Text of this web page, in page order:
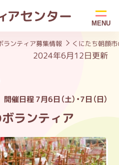
アセンター MENU
ランティア募集情報 くにたち朝顔
2024年6月12日更新
開催日程7月6日（土）・7日（日）
ランティア